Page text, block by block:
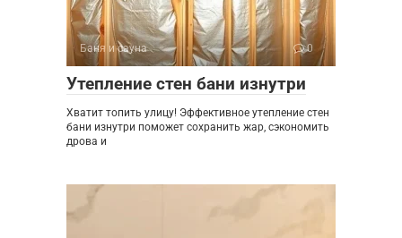
Баня и сауна 0
Утепление стен бани изнутри
Хватит топить улицу! Эффективное утепление стен
бани изнутри поможет сохранить жар, сэкономить
дрова и